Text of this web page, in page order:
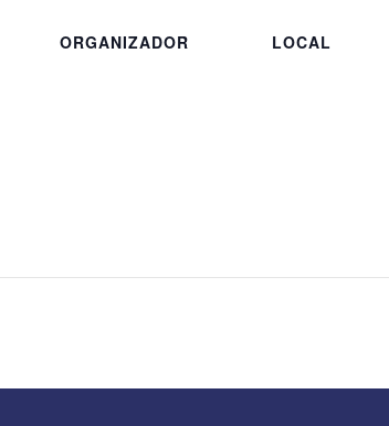
ORGANIZADOR LOCAL